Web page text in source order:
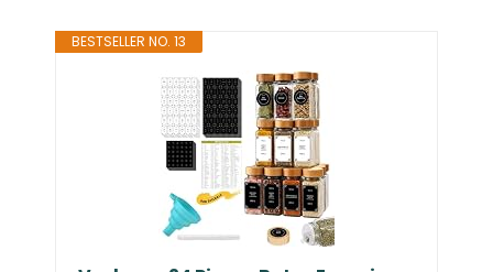
BESTSELLER NO. 13